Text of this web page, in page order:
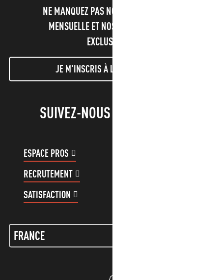
NE MANQUEZ PAS NOTRE NEWSLETTER
MENSUELLE ET NOS INFORMATIONS
EXCLUSIVES !
JE M'INSCRIS À LA NEWSLETTER
SUIVEZ-NOUS !
ESPACE PROS
RECRUTEMENT
SATISFACTION